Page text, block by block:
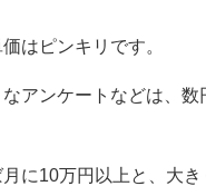
はピンキリです。
アンケートなどは、数
に10万円以上と、大